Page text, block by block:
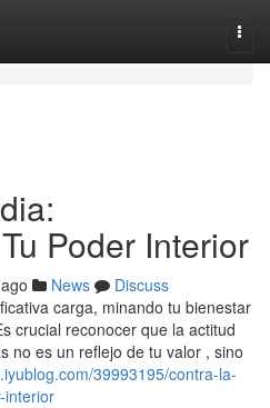
Poder Interior
News
Discuss
carga, minando tu bienestar
crucial reconocer que la actitud
no es un reflejo de tu valor , sino
39993195/contra-la-
interior